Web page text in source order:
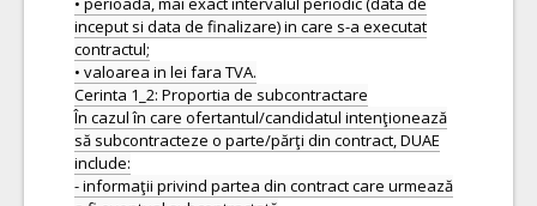
inceput si data de finalizare) in care s-a executat
contractul;
• valoarea in lei fara TVA.
Cerinta 1_2: Proportia de subcontractare
În cazul în care ofertantul/candidatul intenţionează
să subcontracteze o parte/părţi din contract, DUAE
include:
- informaţii privind partea din contract care urmează